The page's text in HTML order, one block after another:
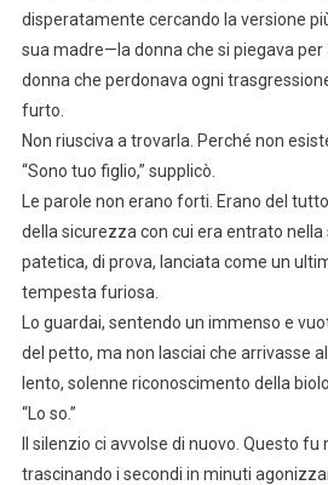
disperatamente cercando la versione
sua madre—la donna che si piegava per
donna che perdonava ogni
furto.
Non riusciva a trovarla. Perché non
“Sono tuo figlio,” supplicò.
Le parole non erano forti. Erano del
della sicurezza con cui era entrato
patetica, di prova, lanciata come un
tempesta furiosa.
Lo guardai, sentendo un immenso e
del petto, ma non lasciai che arrivasse
lento, solenne riconoscimento della
“Lo so.”
Il silenzio ci avvolse di nuovo. Questo
trascinando i secondi in minuti